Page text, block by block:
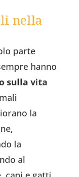
nella
parte
hanno
sulla vita
la
la
al